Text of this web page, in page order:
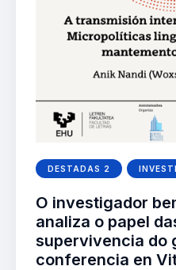
DESTADAS 2
O investigador
analiza o papel
supervivencia do
conferencia en